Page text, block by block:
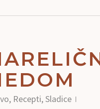
, Recepti,Sladice